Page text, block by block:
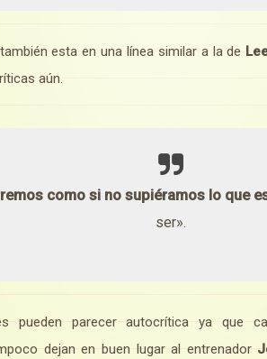
esta en una línea similar a la de
aún.
como si no supiéramos lo que
ser».
pueden parecer autocrítica ya que
dejan en buen lugar al entrenador